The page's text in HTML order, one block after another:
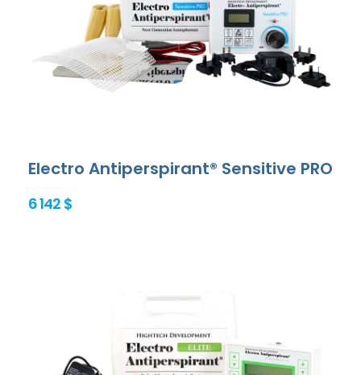
Electro Antiperspirant® Sensitive PRO
6 142 $